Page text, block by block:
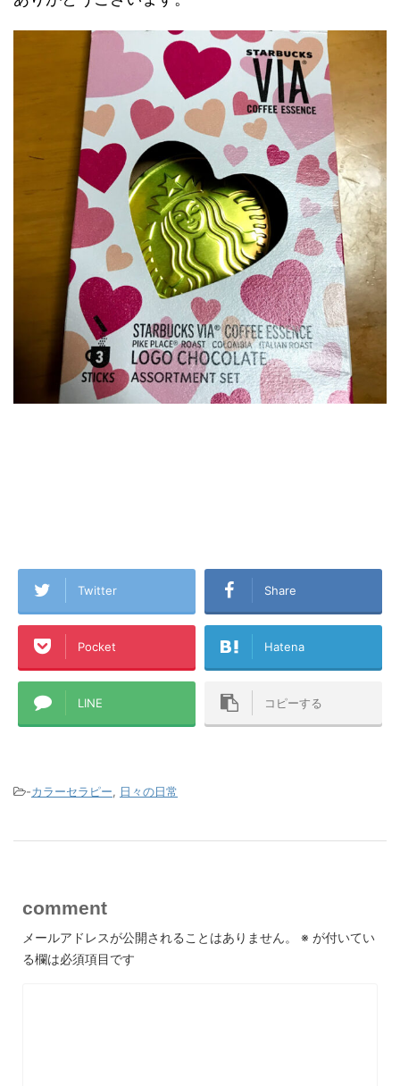
Twitter Share
Pocket Hatena
LINE コピーする
-カラーセラピー, 日々の日常
comment
メールアドレスが公開されることはありません。 ※ が付いてい
る欄は必須項目です